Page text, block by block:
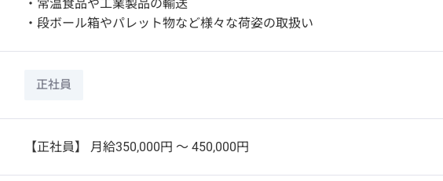
・常温食品や工業製品の輸送
・段ボール箱やパレット物など様々な荷姿の取扱い
正社員
【正社員】 月給350,000円 〜 450,000円